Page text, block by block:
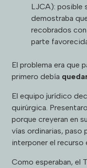
LJCA): posible
demostraba
recobrados
parte
El problema era que
primero debía
El equipo jurídico
quirúrgica.
porque creyeran en
vías ordinarias, paso
interponer el recurso
Como esperaban, el